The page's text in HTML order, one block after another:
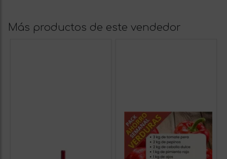
Más productos de este vendedor